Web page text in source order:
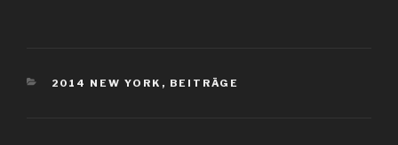
KATEGORIEN
2014 NEW YORK , BEITRÄGE